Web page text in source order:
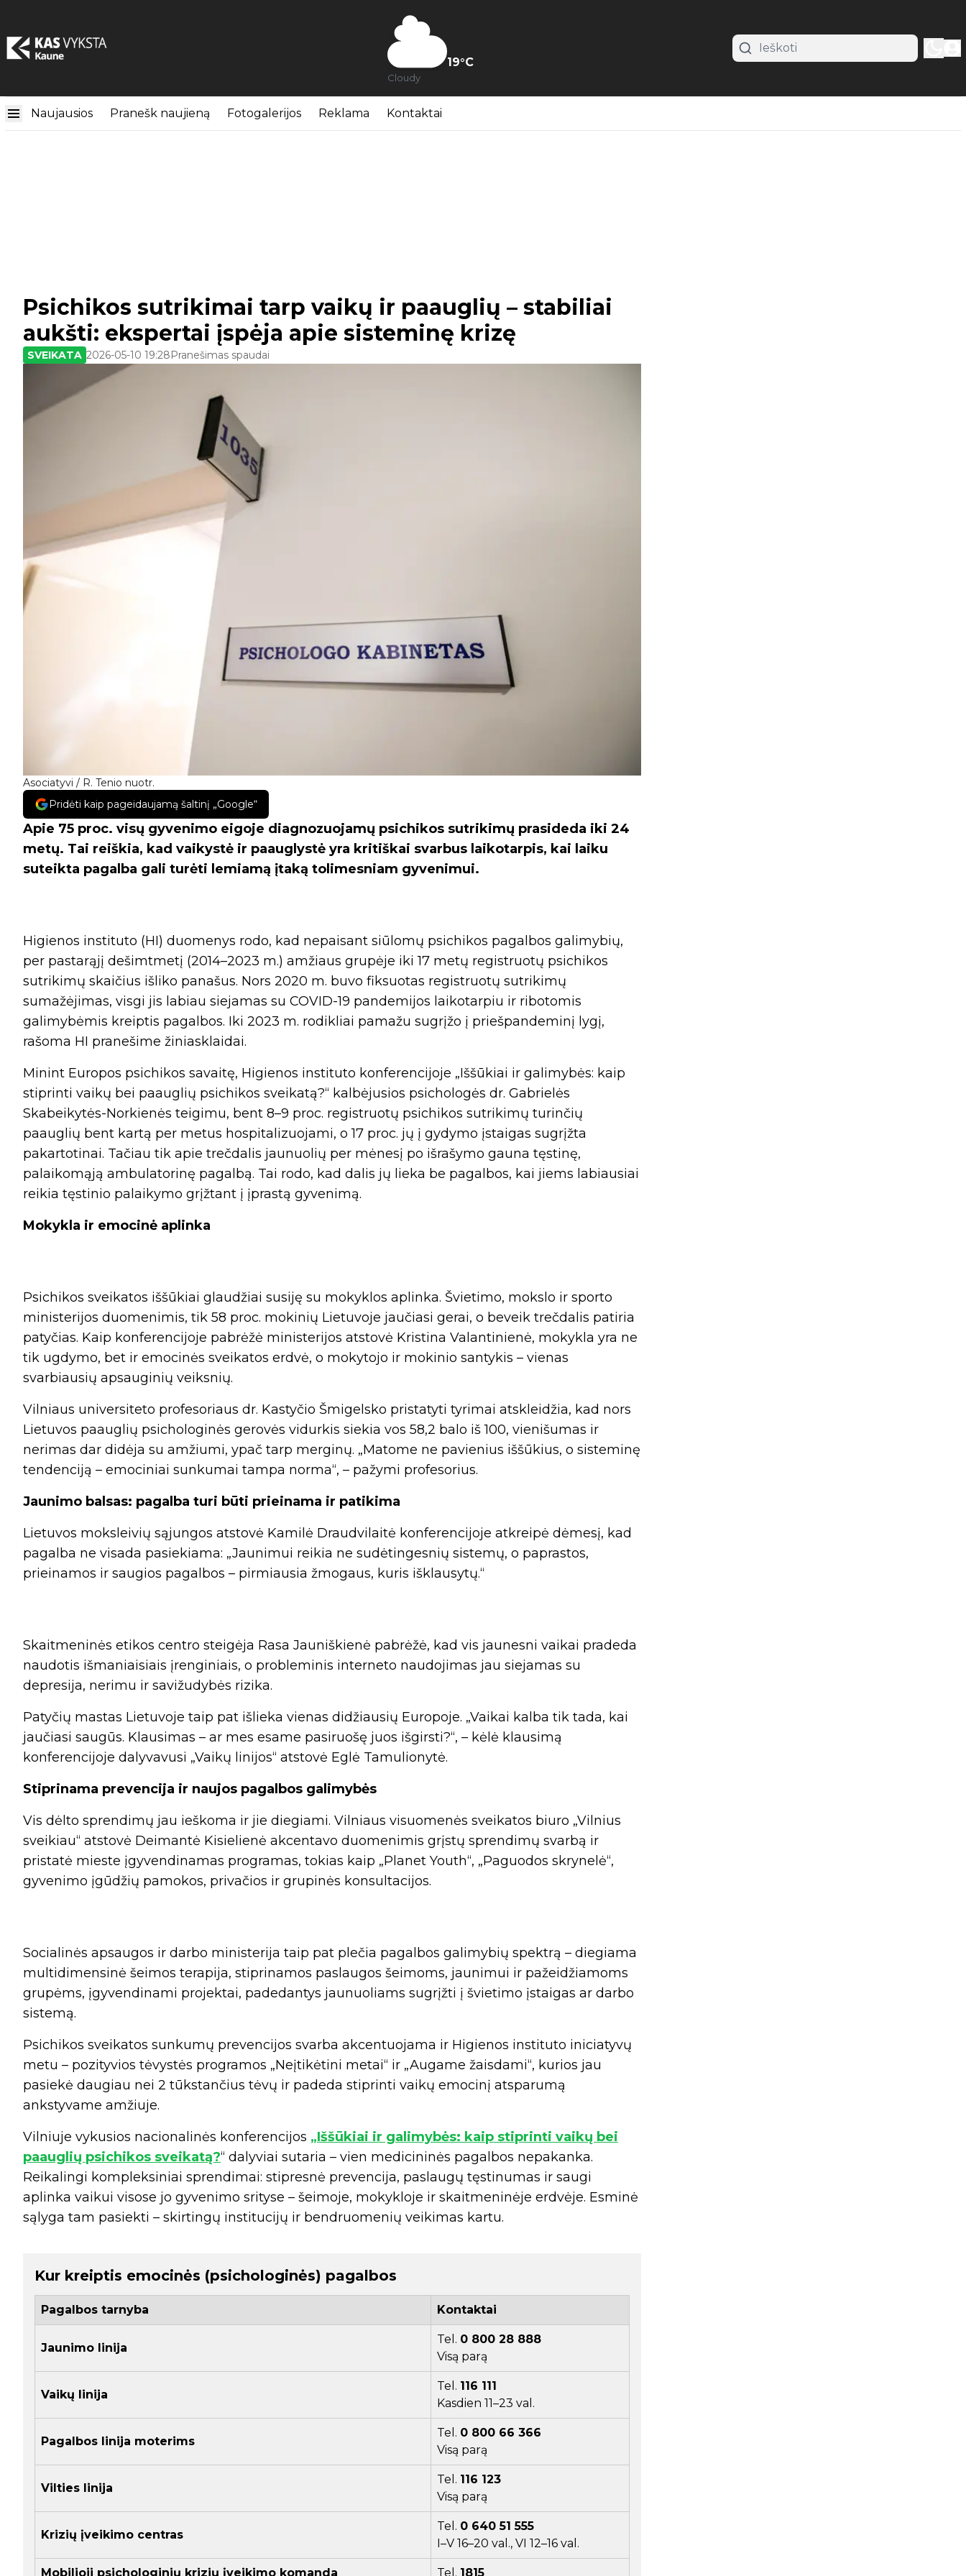
19°C
Cloudy
Naujausios Pranešk naujieną Fotogalerijos Reklama Kontaktai
Asociatyvi / R. Tenio nuotr.
Psichikos sutrikimai tarp vaikų ir paauglių – stabiliai
aukšti: ekspertai įspėja apie sisteminę krizę
SVEIKATA 2026-05-10 19:28Pranešimas spaudai
Pridėti kaip pageidaujamą šaltinį „Google“
Apie 75 proc. visų gyvenimo eigoje diagnozuojamų psichikos sutrikimų prasideda iki 24
metų. Tai reiškia, kad vaikystė ir paauglystė yra kritiškai svarbus laikotarpis, kai laiku
suteikta pagalba gali turėti lemiamą įtaką tolimesniam gyvenimui.
Higienos instituto (HI) duomenys rodo, kad nepaisant siūlomų psichikos pagalbos galimybių,
per pastarąjį dešimtmetį (2014–2023 m.) amžiaus grupėje iki 17 metų registruotų psichikos
sutrikimų skaičius išliko panašus. Nors 2020 m. buvo fiksuotas registruotų sutrikimų
sumažėjimas, visgi jis labiau siejamas su COVID-19 pandemijos laikotarpiu ir ribotomis
galimybėmis kreiptis pagalbos. Iki 2023 m. rodikliai pamažu sugrįžo į priešpandeminį lygį,
rašoma HI pranešime žiniasklaidai.
Minint Europos psichikos savaitę, Higienos instituto konferencijoje „Iššūkiai ir galimybės: kaip
stiprinti vaikų bei paauglių psichikos sveikatą?“ kalbėjusios psichologės dr. Gabrielės
Skabeikytės-Norkienės teigimu, bent 8–9 proc. registruotų psichikos sutrikimų turinčių
paauglių bent kartą per metus hospitalizuojami, o 17 proc. jų į gydymo įstaigas sugrįžta
pakartotinai. Tačiau tik apie trečdalis jaunuolių per mėnesį po išrašymo gauna tęstinę,
palaikomąją ambulatorinę pagalbą. Tai rodo, kad dalis jų lieka be pagalbos, kai jiems labiausiai
reikia tęstinio palaikymo grįžtant į įprastą gyvenimą.
Mokykla ir emocinė aplinka
Psichikos sveikatos iššūkiai glaudžiai susiję su mokyklos aplinka. Švietimo, mokslo ir sporto
ministerijos duomenimis, tik 58 proc. mokinių Lietuvoje jaučiasi gerai, o beveik trečdalis patiria
patyčias. Kaip konferencijoje pabrėžė ministerijos atstovė Kristina Valantinienė, mokykla yra ne
tik ugdymo, bet ir emocinės sveikatos erdvė, o mokytojo ir mokinio santykis – vienas
svarbiausių apsauginių veiksnių.
Vilniaus universiteto profesoriaus dr. Kastyčio Šmigelsko pristatyti tyrimai atskleidžia, kad nors
Lietuvos paauglių psichologinės gerovės vidurkis siekia vos 58,2 balo iš 100, vienišumas ir
nerimas dar didėja su amžiumi, ypač tarp merginų. „Matome ne pavienius iššūkius, o sisteminę
tendenciją – emociniai sunkumai tampa norma“, – pažymi profesorius.
Jaunimo balsas: pagalba turi būti prieinama ir patikima
Lietuvos moksleivių sąjungos atstovė Kamilė Draudvilaitė konferencijoje atkreipė dėmesį, kad
pagalba ne visada pasiekiama: „Jaunimui reikia ne sudėtingesnių sistemų, o paprastos,
prieinamos ir saugios pagalbos – pirmiausia žmogaus, kuris išklausytų.“
Skaitmeninės etikos centro steigėja Rasa Jauniškienė pabrėžė, kad vis jaunesni vaikai pradeda
naudotis išmaniaisiais įrenginiais, o probleminis interneto naudojimas jau siejamas su
depresija, nerimu ir savižudybės rizika.
Patyčių mastas Lietuvoje taip pat išlieka vienas didžiausių Europoje. „Vaikai kalba tik tada, kai
jaučiasi saugūs. Klausimas – ar mes esame pasiruošę juos išgirsti?“, – kėlė klausimą
konferencijoje dalyvavusi „Vaikų linijos“ atstovė Eglė Tamulionytė.
Stiprinama prevencija ir naujos pagalbos galimybės
Vis dėlto sprendimų jau ieškoma ir jie diegiami. Vilniaus visuomenės sveikatos biuro „Vilnius
sveikiau“ atstovė Deimantė Kisielienė akcentavo duomenimis grįstų sprendimų svarbą ir
pristatė mieste įgyvendinamas programas, tokias kaip „Planet Youth“, „Paguodos skrynelė“,
gyvenimo įgūdžių pamokos, privačios ir grupinės konsultacijos.
Socialinės apsaugos ir darbo ministerija taip pat plečia pagalbos galimybių spektrą – diegiama
multidimensinė šeimos terapija, stiprinamos paslaugos šeimoms, jaunimui ir pažeidžiamoms
grupėms, įgyvendinami projektai, padedantys jaunuoliams sugrįžti į švietimo įstaigas ar darbo
sistemą.
Psichikos sveikatos sunkumų prevencijos svarba akcentuojama ir Higienos instituto iniciatyvų
metu – pozityvios tėvystės programos „Neįtikėtini metai“ ir „Augame žaisdami“, kurios jau
pasiekė daugiau nei 2 tūkstančius tėvų ir padeda stiprinti vaikų emocinį atsparumą
ankstyvame amžiuje.
Vilniuje vykusios nacionalinės konferencijos „Iššūkiai ir galimybės: kaip stiprinti vaikų bei
paauglių psichikos sveikatą?“ dalyviai sutaria – vien medicininės pagalbos nepakanka.
Reikalingi kompleksiniai sprendimai: stipresnė prevencija, paslaugų tęstinumas ir saugi
aplinka vaikui visose jo gyvenimo srityse – šeimoje, mokykloje ir skaitmeninėje erdvėje. Esminė
sąlyga tam pasiekti – skirtingų institucijų ir bendruomenių veikimas kartu.
Kur kreiptis emocinės (psichologinės) pagalbos
Pagalbos tarnyba Kontaktai
Jaunimo linija
Tel. 0 800 28 888
Visą parą
Vaikų linija
Tel. 116 111
Kasdien 11–23 val.
Pagalbos linija moterims
Tel. 0 800 66 366
Visą parą
Vilties linija
Tel. 116 123
Visą parą
Krizių įveikimo centras
Tel. 0 640 51 555
I–V 16–20 val., VI 12–16 val.
Mobilioji psichologinių krizių įveikimo komanda Tel. 1815